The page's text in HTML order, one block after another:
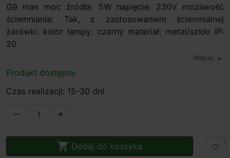
G9 max moc źródła: 5W napięcie: 230V możliwość
ściemniania: Tak, z zastosowaniem ściemnialnej
żarówki. kolor lampy: czarny materiał: metal/szkło IP:
20
Więcej expand_more
Produkt dostępny
Czas realizacji: 15-30 dni
 
 Dodaj do koszyka favorite_border